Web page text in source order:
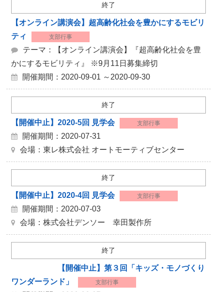
終了
【オンライン講演会】超高齢化社会を豊かにするモビリ
ティ
支部行事
テーマ：【オンライン講演会】『超高齢化社会を豊
かにするモビリティ』 ※9月11日募集締切
開催期間：2020-09-01 ～2020-09-30
終了
【開催中止】2020-5回 見学会 支部行事
開催期間：2020-07-31
会場：東レ株式会社 オートモーティブセンター
終了
【開催中止】2020-4回 見学会 支部行事
開催期間：2020-07-03
会場：株式会社デンソー 幸田製作所
終了
【開催中止】第３回「キッズ・モノづくり
ワンダーランド」
支部行事